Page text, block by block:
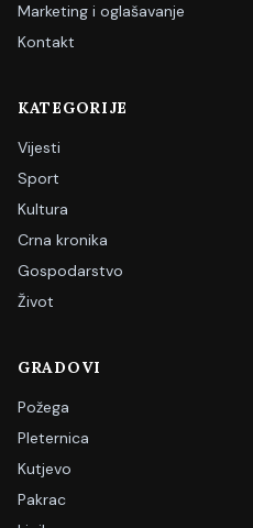
Marketing i oglašavanje
Kontakt
KATEGORIJE
Vijesti
Sport
Kultura
Crna kronika
Gospodarstvo
Život
GRADOVI
Požega
Pleternica
Kutjevo
Pakrac